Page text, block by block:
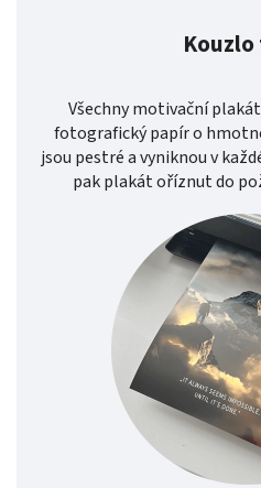
Všechny motivační
fotografický papír o
jsou pestré a vyniknou v
pak plakát oříznut do